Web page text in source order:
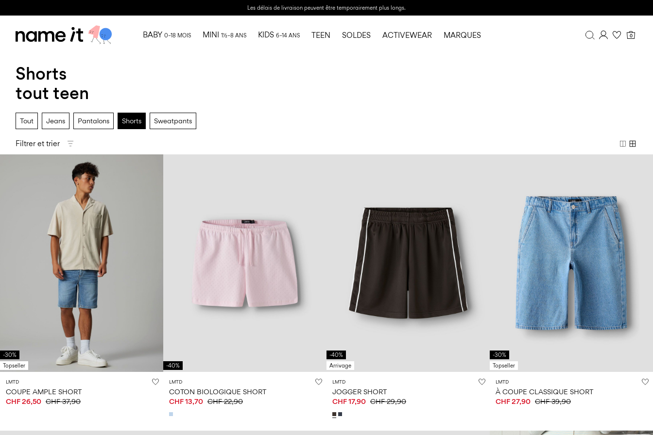
Les délais de livraison peuvent être temporairement plus longs.
0
BABY 0–18 MOIS MINI 1½–8 ANS KIDS 6–14 ANS TEEN SOLDES ACTIVEWEAR MARQUES
Shorts
tout teen
Tout Jeans Pantalons Shorts Sweatpants
Filtrer et trier
-30%
Topseller
LMTD
COUPE AMPLE SHORT
CHF 26,50 CHF 37,90
-40%
LMTD
COTON BIOLOGIQUE SHORT
CHF 13,70 CHF 22,90
-40%
Arrivage
LMTD
JOGGER SHORT
CHF 17,90 CHF 29,90
-30%
Topseller
LMTD
À COUPE CLASSIQUE SHORT
CHF 27,90 CHF 39,90